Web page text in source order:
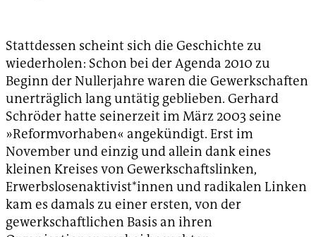
Stattdessen scheint sich die Geschichte zu
wiederholen: Schon bei der Agenda 2010 zu
Beginn der Nullerjahre waren die Gewerkschaften
unerträglich lang untätig geblieben. Gerhard
Schröder hatte seinerzeit im März 2003 seine
»Reformvorhaben« angekündigt. Erst im
November und einzig und allein dank eines
kleinen Kreises von Gewerkschaftslinken,
Erwerbslosenaktivist*innen und radikalen Linken
kam es damals zu einer ersten, von der
gewerkschaftlichen Basis an ihren